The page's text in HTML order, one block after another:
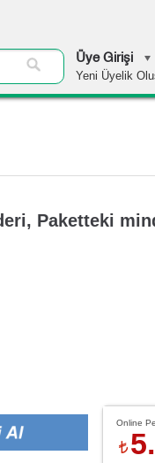
Üye Girişi
Yeni Üyelik
Paketteki
Online